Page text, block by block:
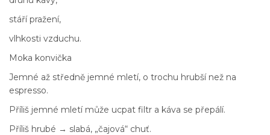
stáří pražení,
vlhkosti vzduchu.
Moka konvička
Jemné až středně jemné mletí, o trochu hrubší než na
espresso.
Příliš jemné mletí může ucpat filtr a káva se přepálí.
Příliš hrubé → slabá, „čajová“ chuť.